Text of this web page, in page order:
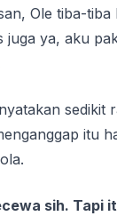
Ole tiba-tiba
ya, aku
sedikit
itu
sih. Tapi